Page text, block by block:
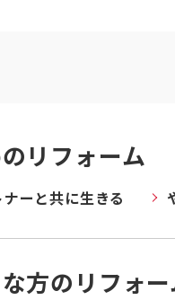
リフォーム
ーと共に生きる
方のリフォー